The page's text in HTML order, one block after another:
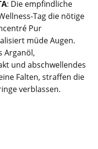
: Die empfindliche
Tag die nötige
Pur
müde Augen.
Arganöl,
und abschwellendes
Falten, straffen die
verblassen.